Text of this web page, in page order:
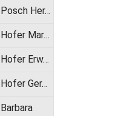
Posch Her…
Hofer Mar…
Hofer Erw…
Hofer Ger…
Barbara